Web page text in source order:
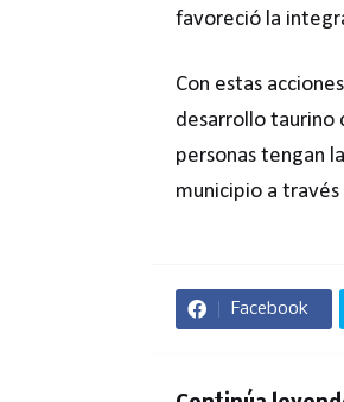
favoreció la
Con estas
desarrollo taurino
personas tengan
municipio a
Facebook